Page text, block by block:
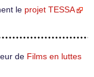
le projet TESSA
de Films en luttes